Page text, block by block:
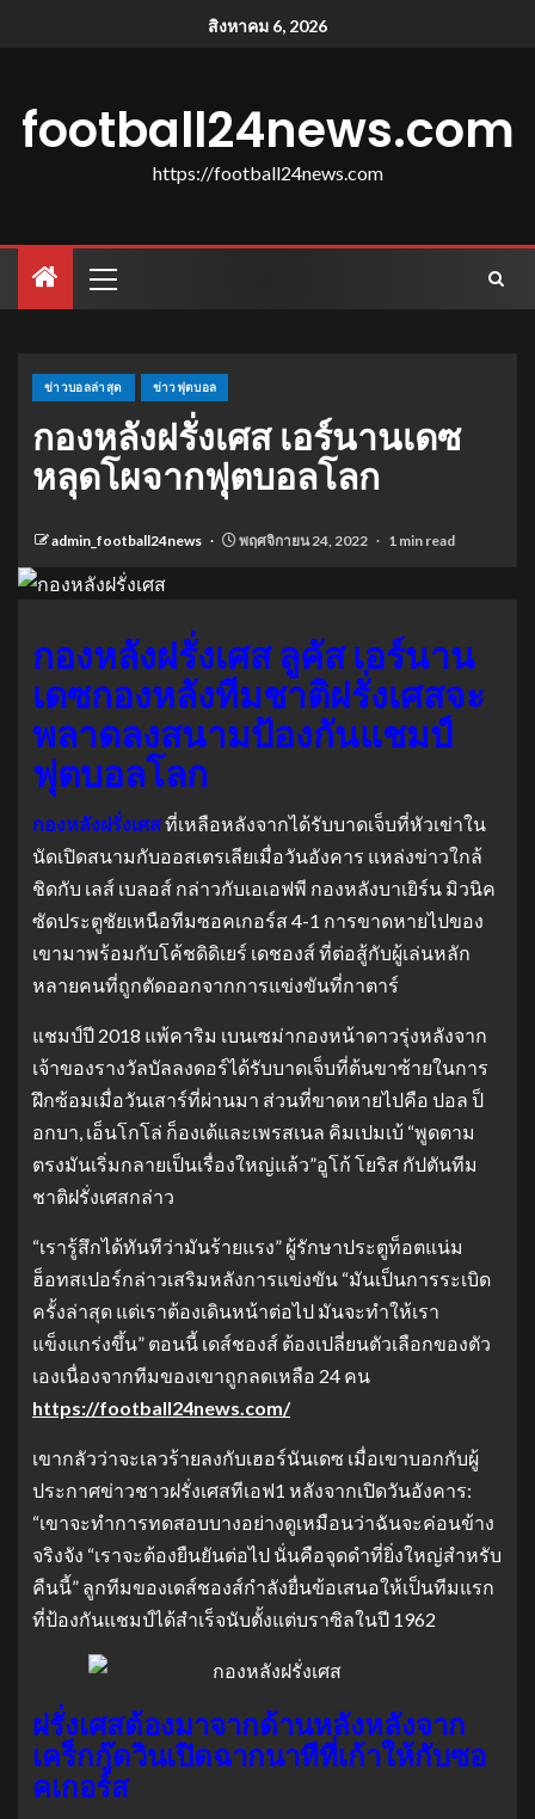
สิงหาคม 6, 2026
football24news.com
https://football24news.com
ข่าวบอลล่าสุด ข่าวฟุตบอล
กองหลังฝรั่งเศส เอร์นานเดซ
หลุดโผจากฟุตบอลโลก
admin_football24news พฤศจิกายน 24, 2022 1 min read
กองหลังฝรั่งเศส ลูคัส เอร์นาน
เดซกองหลังทีมชาติฝรั่งเศสจะ
พลาดลงสนามป้องกันแชมป์
ฟุตบอลโลก
กองหลังฝรั่งเศสที่เหลือหลังจากได้รับบาดเจ็บที่หัวเข่าใน
นัดเปิดสนามกับออสเตรเลียเมื่อวันอังคาร แหล่งข่าวใกล้
ชิดกับ เลส์ เบลอส์ กล่าวกับเอเอฟพี กองหลังบาเยิร์น มิวนิค
ซัดประตูชัยเหนือทีมซอคเกอร์ส 4-1 การขาดหายไปของ
เขามาพร้อมกับโค้ชดิดิเยร์ เดชองส์ ที่ต่อสู้กับผู้เล่นหลัก
หลายคนที่ถูกตัดออกจากการแข่งขันที่กาตาร์
แชมป์ปี 2018 แพ้คาริม เบนเซม่ากองหน้าดาวรุ่งหลังจาก
เจ้าของรางวัลบัลลงดอร์ได้รับบาดเจ็บที่ต้นขาซ้ายในการ
ฝึกซ้อมเมื่อวันเสาร์ที่ผ่านมา ส่วนที่ขาดหายไปคือ ปอล ป็
อกบา, เอ็นโกโล่ ก็องเต้และเพรสเนล คิมเปมเบ้ “พูดตาม
ตรงมันเริ่มกลายเป็นเรื่องใหญ่แล้ว”อูโก้ โยริส กัปตันทีม
ชาติฝรั่งเศสกล่าว
“เรารู้สึกได้ทันทีว่ามันร้ายแรง” ผู้รักษาประตูท็อตแน่ม
ฮ็อทสเปอร์กล่าวเสริมหลังการแข่งขัน “มันเป็นการระเบิด
ครั้งล่าสุด แต่เราต้องเดินหน้าต่อไป มันจะทําให้เรา
แข็งแกร่งขึ้น” ตอนนี้ เดส์ชองส์ ต้องเปลี่ยนตัวเลือกของตัว
เองเนื่องจากทีมของเขาถูกลดเหลือ 24 คน
https://football24news.com/
เขากลัวว่าจะเลวร้ายลงกับเฮอร์นันเดซ เมื่อเขาบอกกับผู้
ประกาศข่าวชาวฝรั่งเศสทีเอฟ1 หลังจากเปิดวันอังคาร:
“เขาจะทําการทดสอบบางอย่างดูเหมือนว่าฉันจะค่อนข้าง
จริงจัง “เราจะต้องยืนยันต่อไป นั่นคือจุดดําที่ยิ่งใหญ่สําหรับ
คืนนี้” ลูกทีมของเดส์ชองส์กําลังยื่นข้อเสนอให้เป็นทีมแรก
ที่ป้องกันแชมป์ได้สําเร็จนับตั้งแต่บราซิลในปี 1962
ฝรั่งเศสต้องมาจากด้านหลังหลังจาก
เคร็กกู๊ดวินเปิดฉากนาทีที่เก้าให้กับซอ
คเกอร์ส